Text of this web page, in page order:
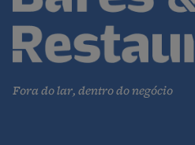
Fora do lar, dentro do negócio